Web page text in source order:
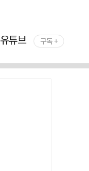
유튜브 구독 +